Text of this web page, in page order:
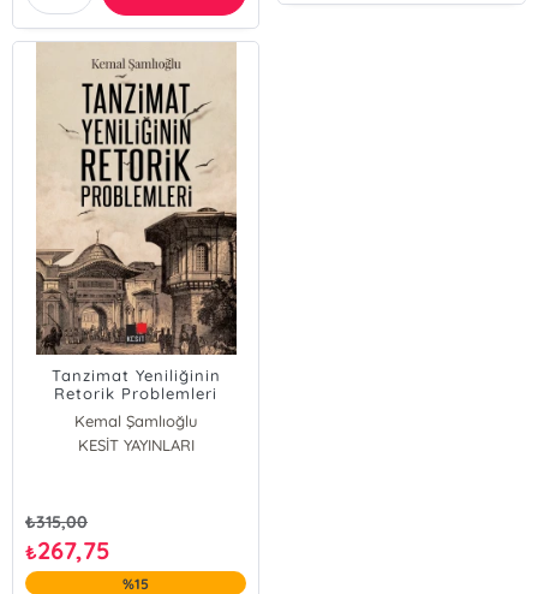
Tanzimat Yeniliğinin
Retorik Problemleri
Kemal Şamlıoğlu
KESİT YAYINLARI
₺315,00
₺267,75
%15